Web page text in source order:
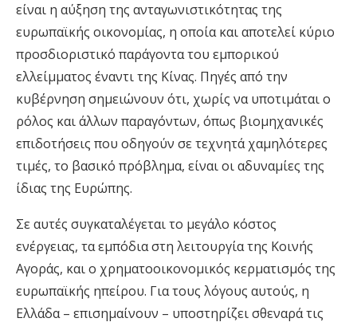
είναι η αύξηση της ανταγωνιστικότητας της
ευρωπαϊκής οικονομίας, η οποία και αποτελεί κύριο
προσδιοριστικό παράγοντα του εμπορικού
ελλείμματος έναντι της Κίνας. Πηγές από την
κυβέρνηση σημειώνουν ότι, χωρίς να υποτιμάται ο
ρόλος και άλλων παραγόντων, όπως βιομηχανικές
επιδοτήσεις που οδηγούν σε τεχνητά χαμηλότερες
τιμές, το βασικό πρόβλημα, είναι οι αδυναμίες της
ίδιας της Ευρώπης.
Σε αυτές συγκαταλέγεται το μεγάλο κόστος
ενέργειας, τα εμπόδια στη λειτουργία της Κοινής
Αγοράς, και ο χρηματοοικονομικός κερματισμός της
ευρωπαϊκής ηπείρου. Για τους λόγους αυτούς, η
Ελλάδα – επισημαίνουν – υποστηρίζει σθεναρά τις